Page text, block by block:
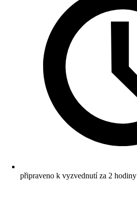
připraveno k vyzvednutí za 2 hodiny